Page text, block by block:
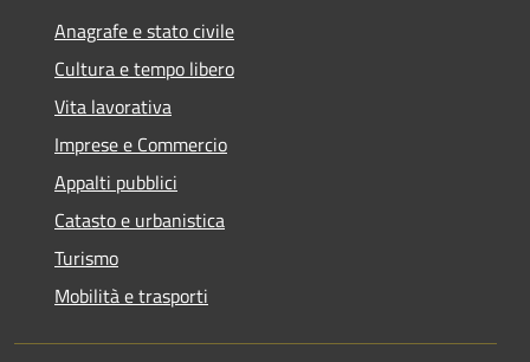
Anagrafe e stato civile
Cultura e tempo libero
Vita lavorativa
Imprese e Commercio
Appalti pubblici
Catasto e urbanistica
Turismo
Mobilità e trasporti